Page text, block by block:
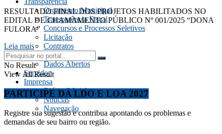
Orçamento Municipal
Transparência Fiscal
Concursos e Processos Seletivos
Licitação
Contratos
Frota Veicular
Dados Abertos
Servidor
Imprensa
Diário Oficial
Notícias
Navegação
RESULTADO FINAL DOS PROJETOS HABILITADOS NO
EDITAL DE CHAMAMENTO PÚBLICO Nº 001/2025 “DONA
FULORA”
Leia mais
No Result
View All Result
PARTICIPE DA LDO E LOA 2027
Registre sua sugestão e contribua apontando os problemas e
demandas de seu bairro ou região.